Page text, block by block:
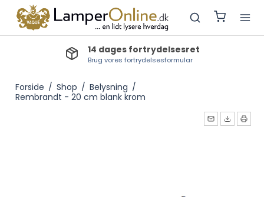
14 dages fortrydelsesret
Brug vores fortrydelsesformular
Forside / Shop / Belysning /
Rembrandt - 20 cm blank krom